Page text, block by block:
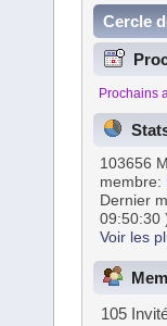
Cercle
Prochains
103656
membre:
Dernier
09:50:30
Voir les
105